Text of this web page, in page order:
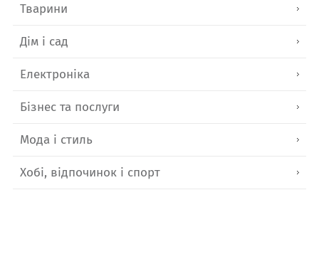
Тварини
Дім і сад
Електроніка
Бізнес та послуги
Мода і стиль
Хобі, відпочинок і спорт